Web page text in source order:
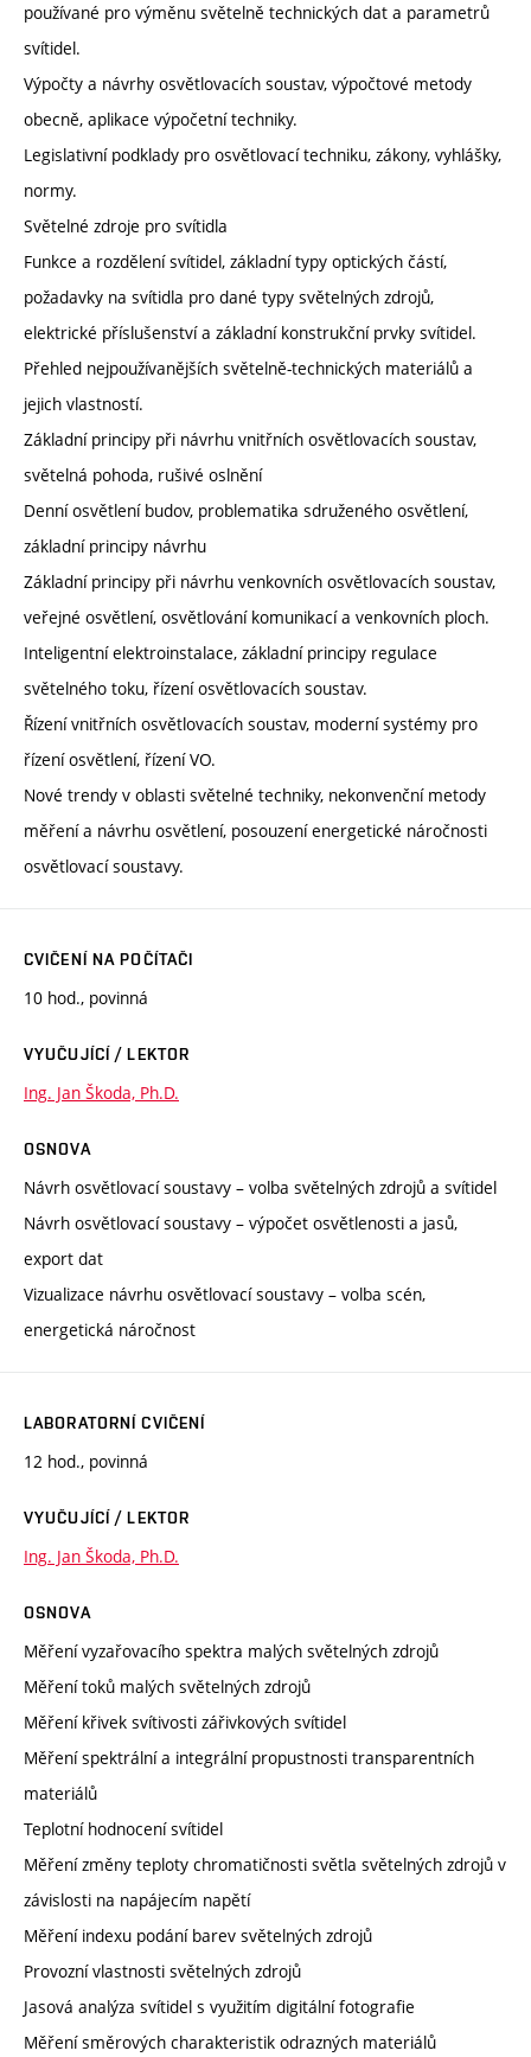
používané pro výměnu světelně technických dat a parametrů
svítidel.
Výpočty a návrhy osvětlovacích soustav, výpočtové metody
obecně, aplikace výpočetní techniky.
Legislativní podklady pro osvětlovací techniku, zákony, vyhlášky,
normy.
Světelné zdroje pro svítidla
Funkce a rozdělení svítidel, základní typy optických částí,
požadavky na svítidla pro dané typy světelných zdrojů,
elektrické příslušenství a základní konstrukční prvky svítidel.
Přehled nejpoužívanějších světelně-technických materiálů a
jejich vlastností.
Základní principy při návrhu vnitřních osvětlovacích soustav,
světelná pohoda, rušivé oslnění
Denní osvětlení budov, problematika sdruženého osvětlení,
základní principy návrhu
Základní principy při návrhu venkovních osvětlovacích soustav,
veřejné osvětlení, osvětlování komunikací a venkovních ploch.
Inteligentní elektroinstalace, základní principy regulace
světelného toku, řízení osvětlovacích soustav.
Řízení vnitřních osvětlovacích soustav, moderní systémy pro
řízení osvětlení, řízení VO.
Nové trendy v oblasti světelné techniky, nekonvenční metody
měření a návrhu osvětlení, posouzení energetické náročnosti
osvětlovací soustavy.
CVIČENÍ NA POČÍTAČI
10 hod., povinná
VYUČUJÍCÍ / LEKTOR
Ing. Jan Škoda, Ph.D.
OSNOVA
Návrh osvětlovací soustavy – volba světelných zdrojů a svítidel
Návrh osvětlovací soustavy – výpočet osvětlenosti a jasů,
export dat
Vizualizace návrhu osvětlovací soustavy – volba scén,
energetická náročnost
LABORATORNÍ CVIČENÍ
12 hod., povinná
VYUČUJÍCÍ / LEKTOR
Ing. Jan Škoda, Ph.D.
OSNOVA
Měření vyzařovacího spektra malých světelných zdrojů
Měření toků malých světelných zdrojů
Měření křivek svítivosti zářivkových svítidel
Měření spektrální a integrální propustnosti transparentních
materiálů
Teplotní hodnocení svítidel
Měření změny teploty chromatičnosti světla světelných zdrojů v
závislosti na napájecím napětí
Měření indexu podání barev světelných zdrojů
Provozní vlastnosti světelných zdrojů
Jasová analýza svítidel s využitím digitální fotografie
Měření směrových charakteristik odrazných materiálů